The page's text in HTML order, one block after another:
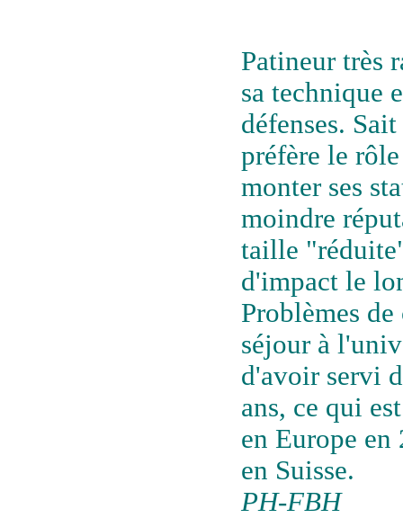
Patineur très
sa technique
défenses.
préfère le
monter ses
moindre
taille
d'impact le
Problèmes
séjour à
d'avoir servi
ans, ce qui
en Europe
en Suisse.
PH-FBH